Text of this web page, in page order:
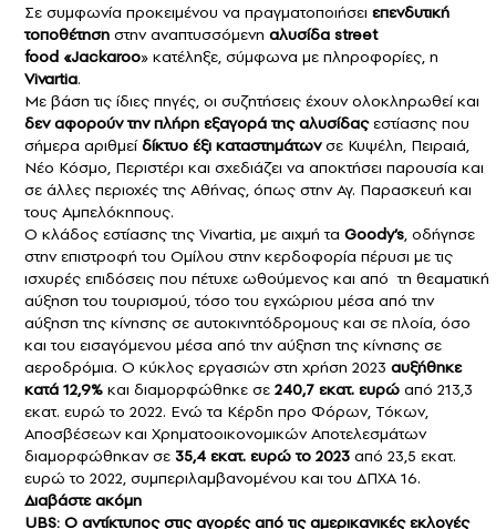
Σε συμφωνία προκειμένου να πραγματοποιήσει επενδυτική
τοποθέτηση στην αναπτυσσόμενη αλυσίδα street
food «Jackaroo» κατέληξε, σύμφωνα με πληροφορίες, η
Vivartia.
Με βάση τις ίδιες πηγές, οι συζητήσεις έχουν ολοκληρωθεί και
δεν αφορούν την πλήρη εξαγορά της αλυσίδαςεστίασης που
σήμερα αριθμείδίκτυο έξι καταστημάτωνσε Κυψέλη, Πειραιά,
Νέο Κόσμο, Περιστέρι και σχεδιάζει να αποκτήσει παρουσία και
σε άλλες περιοχές της Αθήνας, όπως στην Αγ. Παρασκευή και
τους Αμπελόκηπους.
Ο κλάδος εστίασης της Vivartia, με αιχμή τα Goody’s, οδήγησε
στην επιστροφή του Ομίλου στην κερδοφορία πέρυσι με τις
ισχυρές επιδόσεις που πέτυχε ωθούμενος και από τη θεαματική
αύξηση του τουρισμού, τόσο του εγχώριου μέσα από την
αύξηση της κίνησης σε αυτοκινητόδρομους και σε πλοία, όσο
και του εισαγόμενου μέσα από την αύξηση της κίνησης σε
αεροδρόμια. Ο κύκλος εργασιών στη χρήση 2023 αυξήθηκε
κατά 12,9% και διαμορφώθηκε σε 240,7 εκατ. ευρώ από 213,3
εκατ. ευρώ το 2022. Ενώ τα Κέρδη προ Φόρων, Τόκων,
Αποσβέσεων και Χρηματοοικονομικών Αποτελεσμάτων
διαμορφώθηκαν σε 35,4 εκατ. ευρώ το 2023 από 23,5 εκατ.
ευρώ το 2022, συμπεριλαμβανομένου και του ΔΠΧΑ 16.
Διαβάστε ακόμη
UBS: Ο αντίκτυπος στις αγορές από τις αμερικανικές εκλογές